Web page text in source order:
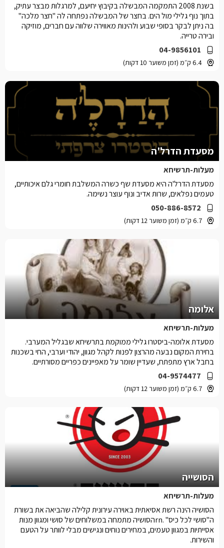
04-9856101
6.4 ק״מ (זמן משוער 10 דקות)
בשנת 2008 התמקמה המבשלה בקיבוץ יחיעם, למרגלות מבצר עתיק,
בתוך נוף גלילי מול הים. בחצר של המבשלה נפתחה לה "חצר מלכה"
בה ניתן לבקר בסופי שבוע ולהינות מאווירה שלווה עם חברים, מוזיקה
ובירה טרייה.
מסעדת הדרל'ה
מעלות-תרשיחא
050-886-8572
6.7 ק״מ (זמן משוער 12 דקות)
מסעדת הדרל'ה היא מסעדת שף כשרה המשלבת חומרי גלם איכותיים,
טעמים נפלאים, שרות אדיב ונוף עוצר נשימה.
אלומה
מעלות-תרשיחא
04-9574477
6.7 ק״מ (זמן משוער 12 דקות)
מסעדת אלומה-ביסטרו גלילי ממוקמת בתרשיחא שבגליל המערבי.
בחירת המקום נבעה מהרצון לפנות לקהל מגוון, יהודי וערבי, החי בשכנות
בחבל ארץ מתפתח, שעדיין שומר על מאפיינים כפריים מסורתיים.
הסושייה
מעלות-תרשיחא
הסושיה הינה רשת אסיאתית באוירה עירונית קלילה שהביאה את בשורת
ה"סושי לכל כיס" .rnהסושיה מתמחה במשלוחים של סושי ומגוון מנות
אסייתיות במגוון טעמים, במחירים נוחים ונגישים מבלי לוותר על הטעם
והשירות.